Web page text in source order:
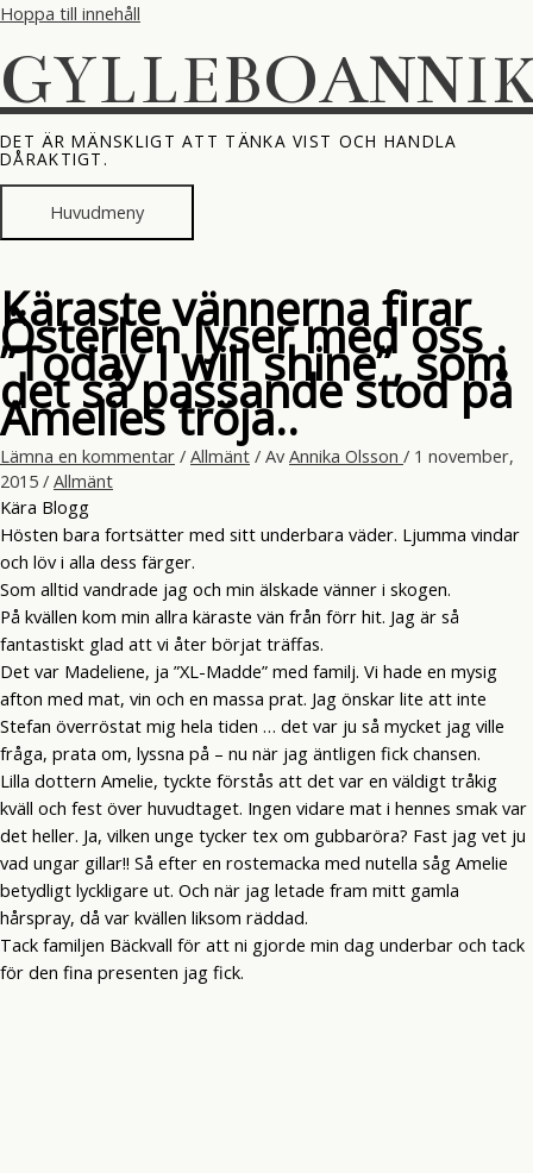
Hoppa till innehåll
DET ÄR MÄNSKLIGT ATT TÄNKA VIST OCH HANDLA
DÅRAKTIGT.
Huvudmeny
Käraste vännerna firar
Österlen lyser med oss .
”Today I will shine”, som
det så passande stod på
Amelies tröja..
Lämna en kommentar / Allmänt / Av Annika Olsson / 1 november,
2015 / Allmänt
Kära Blogg
Hösten bara fortsätter med sitt underbara väder. Ljumma vindar
och löv i alla dess färger.
Som alltid vandrade jag och min älskade vänner i skogen.
På kvällen kom min allra käraste vän från förr hit. Jag är så
fantastiskt glad att vi åter börjat träffas.
Det var Madeliene, ja ”XL-Madde” med familj. Vi hade en mysig
afton med mat, vin och en massa prat. Jag önskar lite att inte
Stefan överröstat mig hela tiden … det var ju så mycket jag ville
fråga, prata om, lyssna på – nu när jag äntligen fick chansen.
Lilla dottern Amelie, tyckte förstås att det var en väldigt tråkig
kväll och fest över huvudtaget. Ingen vidare mat i hennes smak var
det heller. Ja, vilken unge tycker tex om gubbaröra? Fast jag vet ju
vad ungar gillar!! Så efter en rostemacka med nutella såg Amelie
betydligt lyckligare ut. Och när jag letade fram mitt gamla
hårspray, då var kvällen liksom räddad.
Tack familjen Bäckvall för att ni gjorde min dag underbar och tack
för den fina presenten jag fick.